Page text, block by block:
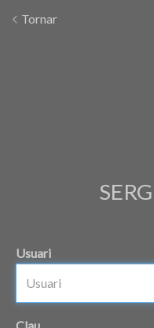
Tornar
Usuari
Clau